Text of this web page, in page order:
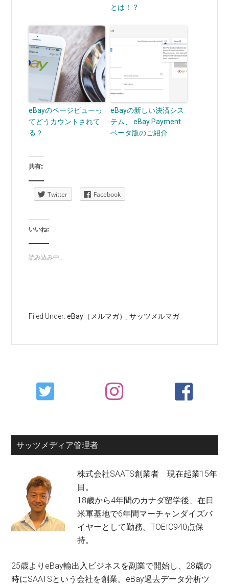
とは！？
eBayのページビューっ
てどうカウントされて
る？
eBayの新しい決済シス
テム、 eBay Payment
ベータ版のご紹介
共有:
Twitter Facebook
いいね:
読み込み中...
Filed Under:eBay（メルマガ） ,サッツメルマガ
Primary
Sidebar
サッツメディア管理者
株式会社SAATS創業者 現在起業15年
目。
18歳から4年間のカナダ留学後、在日
米軍基地で6年間マーチャンダイズバ
イヤーとして勤務。TOEIC940点保
持。
25歳よりeBay輸出入ビジネスを副業で開始し、28歳の
時にSAATSという会社を創業。eBay過去データ分析ツ